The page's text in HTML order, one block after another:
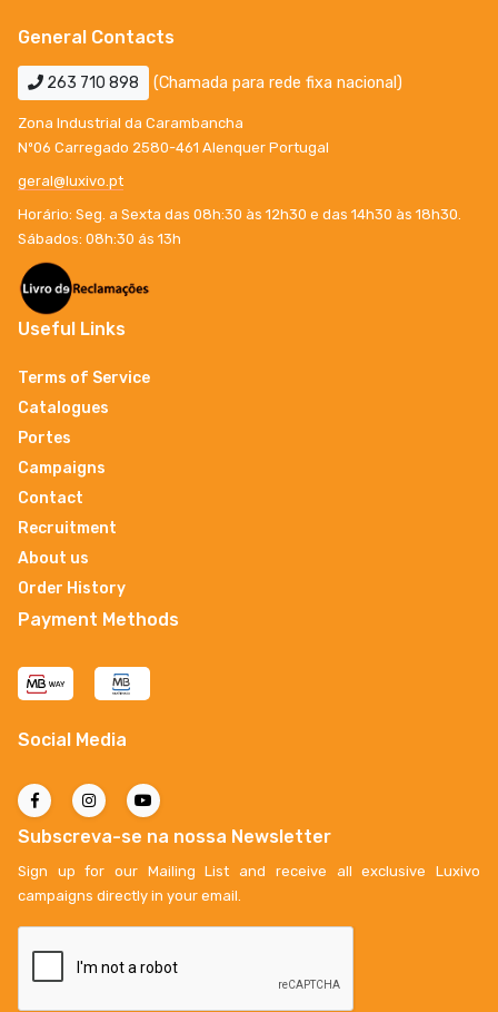
General Contacts
263 710 898 (Chamada para rede fixa nacional)
Zona Industrial da Carambancha
Nº06 Carregado 2580-461 Alenquer Portugal
geral@luxivo.pt
Horário: Seg. a Sexta das 08h:30 às 12h30 e das 14h30 às 18h30.
Sábados: 08h:30 ás 13h
Useful Links
Terms of Service
Catalogues
Portes
Campaigns
Contact
Recruitment
About us
Order History
Payment Methods
Social Media
Subscreva-se na nossa Newsletter
Sign up for our Mailing List and receive all exclusive Luxivo
campaigns directly in your email.